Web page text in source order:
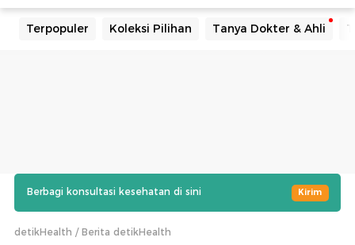
Terpopuler Koleksi Pilihan Tanya Dokter & Ahli
Berbagi konsultasi kesehatan di sini Kirim
detikHealth Berita detikHealth